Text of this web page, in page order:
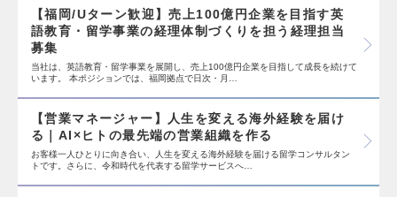
【福岡/Uターン歓迎】売上100億円企業を目指す英
語教育・留学事業の経理体制づくりを担う経理担当
募集
当社は、英語教育・留学事業を展開し、売上100億円企業を目指して成長を続けて
います。 本ポジションでは、福岡拠点で日次・月…
【営業マネージャー】人生を変える海外経験を届け
る｜AI×ヒトの最先端の営業組織を作る
お客様一人ひとりに向き合い、人生を変える海外経験を届ける留学コンサルタン
トです。さらに、令和時代を代表する留学サービスへ…